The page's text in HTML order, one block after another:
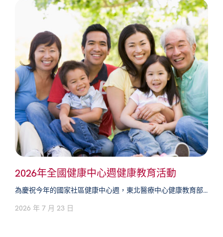
2026年全國健康中心週健康教育活動
為慶祝今年的國家社區健康中心週，東北醫療中心健康教育部...
2026 年 7 月 23 日